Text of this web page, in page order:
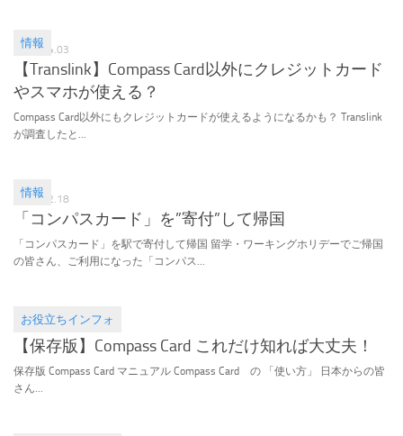
情報
2017.04.03
【Translink】Compass Card以外にクレジットカード
やスマホが使える？
Compass Card以外にもクレジットカードが使えるようになるかも？ Translink
が調査したと...
情報
2017.02.18
「コンパスカード」を”寄付”して帰国
「コンパスカード」を駅で寄付して帰国 留学・ワーキングホリデーでご帰国
の皆さん、ご利用になった「コンパス...
お役立ちインフォ
2016.11.02
【保存版】Compass Card これだけ知れば大丈夫！
保存版 Compass Card マニュアル Compass Card の 「使い方」 日本からの皆
さん...